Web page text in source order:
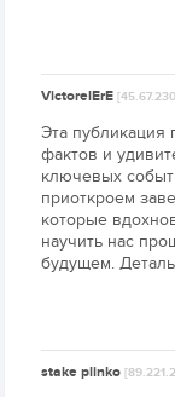
VictorelErE
Эта публикация
фактов и
ключевых
приоткроем
которые
научить нас
будущем.
stake plinko